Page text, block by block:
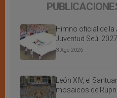
Himno oficial de la
Juventud Seúl 2027
3 Ago 2026
León XIV, el
mosaicos de